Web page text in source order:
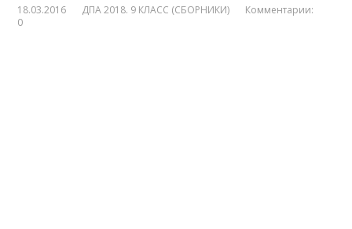
18.03.2016 ДПА 2018. 9 КЛАСС (СБОРНИКИ)
Комментарии:
0